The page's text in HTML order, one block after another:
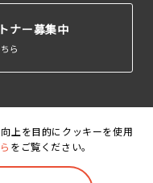
上を目的にクッキーを使用
をご覧ください。
ナー募集中
ら
ーポリ 賃貸住宅居住者総